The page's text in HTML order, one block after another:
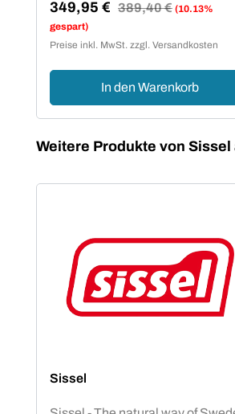
Verkaufspreis:
349,95 € Regulärer Preis:
389,40 € (10.13%
gespart)
Preise inkl. MwSt. zzgl. Versandkosten
In den Warenkorb
Produktgalerie überspringen
Weitere Produkte von Sissel
Sissel